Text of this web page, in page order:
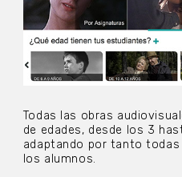
Todas las obras
de edades, desde los 3
adaptando por tanto
los alumnos.